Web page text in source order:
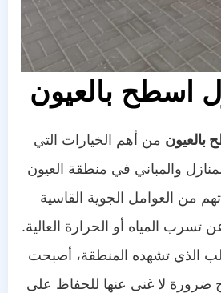
اسطح بالعيون
من أهم الخيارات التي
والمباني في منطقة العيون
من العوامل الجوية القاسية
تسرب المياه أو الحرارة العالية.
الذي تشهده المنطقة، أصبحت
لا غنى عنها للحفاظ على